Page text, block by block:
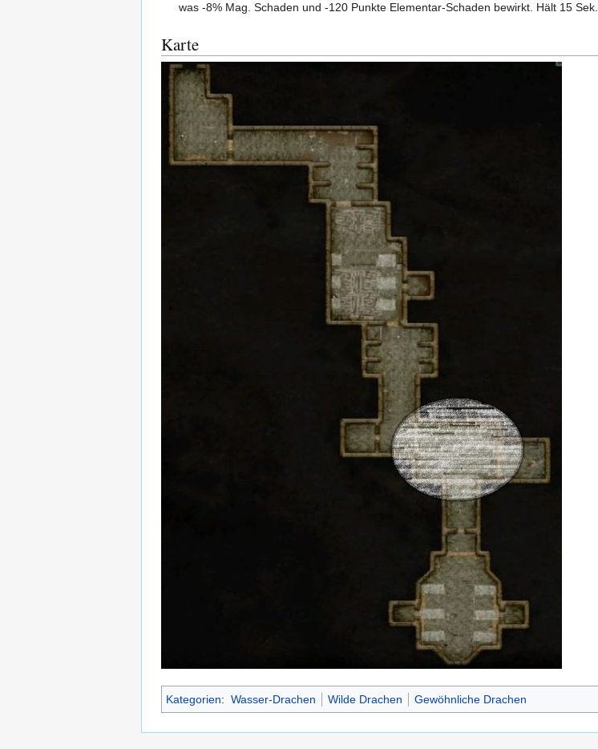
was -8% Mag. Schaden und -120 Punkte Elementar-Schaden bewirkt. Hält 15 Sek.
Karte
Kategorien: Wasser-Drachen Wilde Drachen Gewöhnliche Drachen